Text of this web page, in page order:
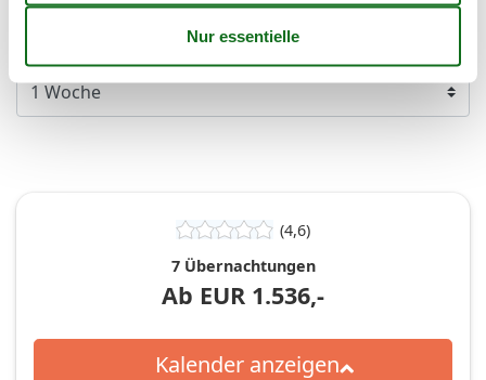
Frei Nicht frei Ankunft möglich
(4,6)
7 Übernachtungen
Ab EUR 1.536,-
Kalender anzeigen